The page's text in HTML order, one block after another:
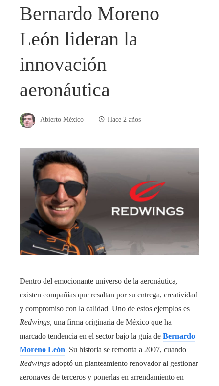
Bernardo Moreno
León lideran la
innovación
aeronáutica
Abierto México Hace 2 años
Dentro del emocionante universo de la aeronáutica,
existen compañías que resaltan por su entrega, creatividad
y compromiso con la calidad. Uno de estos ejemplos es
Redwings, una firma originaria de México que ha
marcado tendencia en el sector bajo la guía de Bernardo
Moreno León. Su historia se remonta a 2007, cuando
Redwings adoptó un planteamiento renovador al gestionar
aeronaves de terceros y ponerlas en arrendamiento en